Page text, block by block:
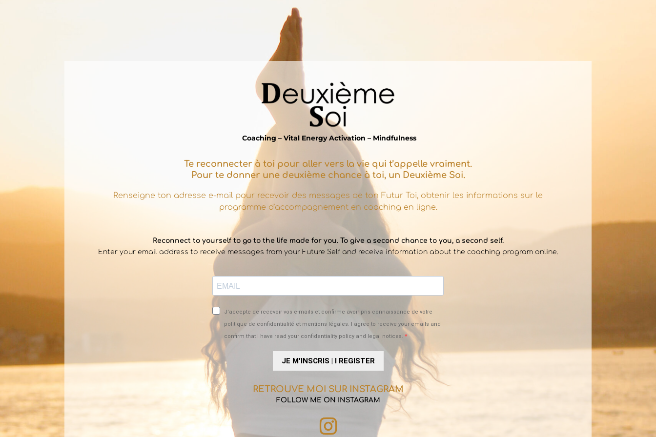
Coaching – Vital Energy Activation – Mindfulness
Te reconnecter à toi pour aller vers la vie qui t’appelle vraiment.
Pour te donner une deuxième chance à toi, un Deuxième Soi.
Renseigne ton adresse e-mail pour recevoir des messages de ton Futur Toi, obtenir les informations sur le
programme d’accompagnement en coaching en ligne.
Reconnect to yourself to go to the life made for you. To give a second chance to you, a second self.
Enter your email address to receive messages from your Future Self and receive information about the coaching program online.
J'accepte de recevoir vos e-mails et confirme avoir pris connaissance de votre
politique de confidentialité et mentions légales. I agree to receive your emails and
confirm that I have read your confidentiality policy and legal notices.
JE M'INSCRIS | I REGISTER
RETROUVE MOI SUR INSTAGRAM
FOLLOW ME ON INSTAGRAM